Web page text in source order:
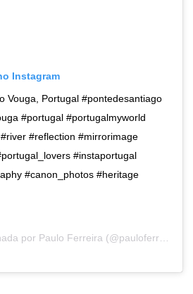
Instagram
Vouga, Portugal #pontedesantiago
#portugal #portugalmyworld
#reflection #mirrorimage
#instaportugal
#canon_photos #heritage
por Paulo Ferreira (@pauloferreira67) a31 de Jan, 2019 às 9:45 PST